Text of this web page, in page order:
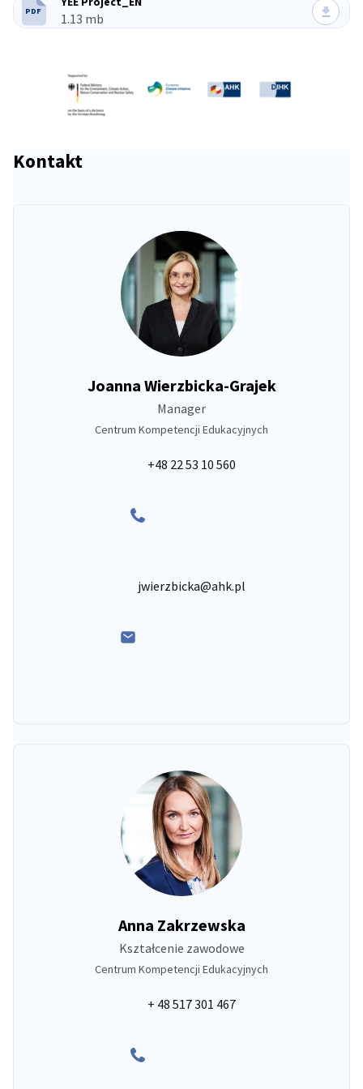
TYP PLIKU:
PDF Rozmiar pliku:
1.13 mb
Kontakt
Joanna Wierzbicka-Grajek
Manager
Centrum Kompetencji Edukacyjnych
+48 22 53 10 560
jwierzbicka@ahk.pl
Anna Zakrzewska
Kształcenie zawodowe
Centrum Kompetencji Edukacyjnych
+ 48 517 301 467